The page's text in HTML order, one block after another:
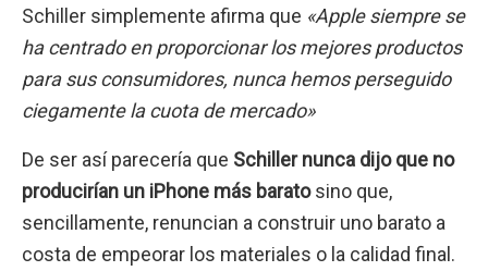
Schiller simplemente afirma que «Apple siempre se
ha centrado en proporcionar los mejores productos
para sus consumidores, nunca hemos perseguido
ciegamente la cuota de mercado»
De ser así parecería que Schiller nunca dijo que no
producirían un iPhone más baratosino que,
sencillamente, renuncian a construir uno barato a
costa de empeorar los materiales o la calidad final.